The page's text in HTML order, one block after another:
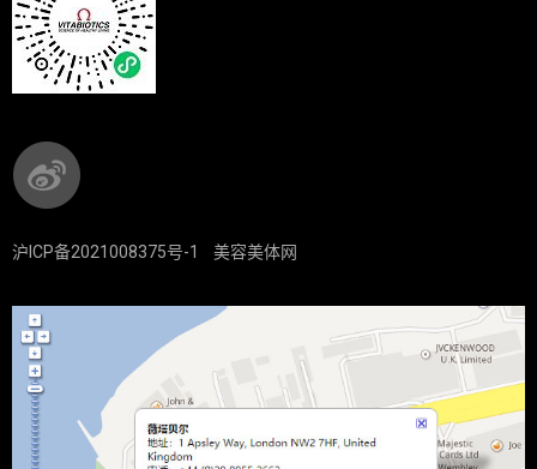
沪ICP备2021008375号-1 美容美体网